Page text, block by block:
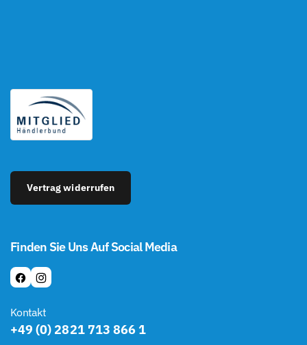
Vertrag widerrufen
Finden Sie Uns Auf Social Media
F
C
E
I
S
T
Kontakt
+49 (0) 2821 713 866 1